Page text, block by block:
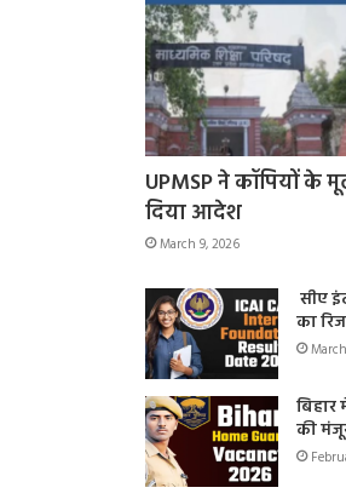
UPMSP ने कॉपियों के
दिया आदेश
March 9, 2026
सीए
का
बिहार
की